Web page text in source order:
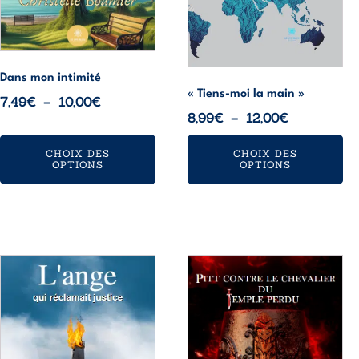
Dans mon intimité
7,49€ – 10,00€Plage
7,49€
à
CHOIX DES
OPTIONS
choisies
sur
la
produit
« Tiens-moi la main »
8,99€ – 12,00€Plage
de
prix :
CHOIX DES
OPTIONS
choisies
sur
la
page
du
produit
plusieurs
variations.
Ce
produit
plusieurs
variations.